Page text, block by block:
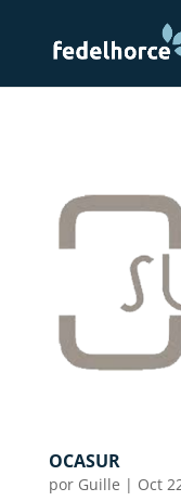
OCASUR
por Guille | Oct